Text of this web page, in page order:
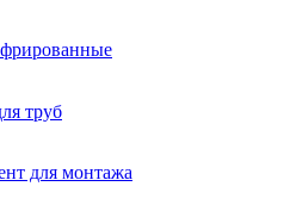
труб
для монтажа